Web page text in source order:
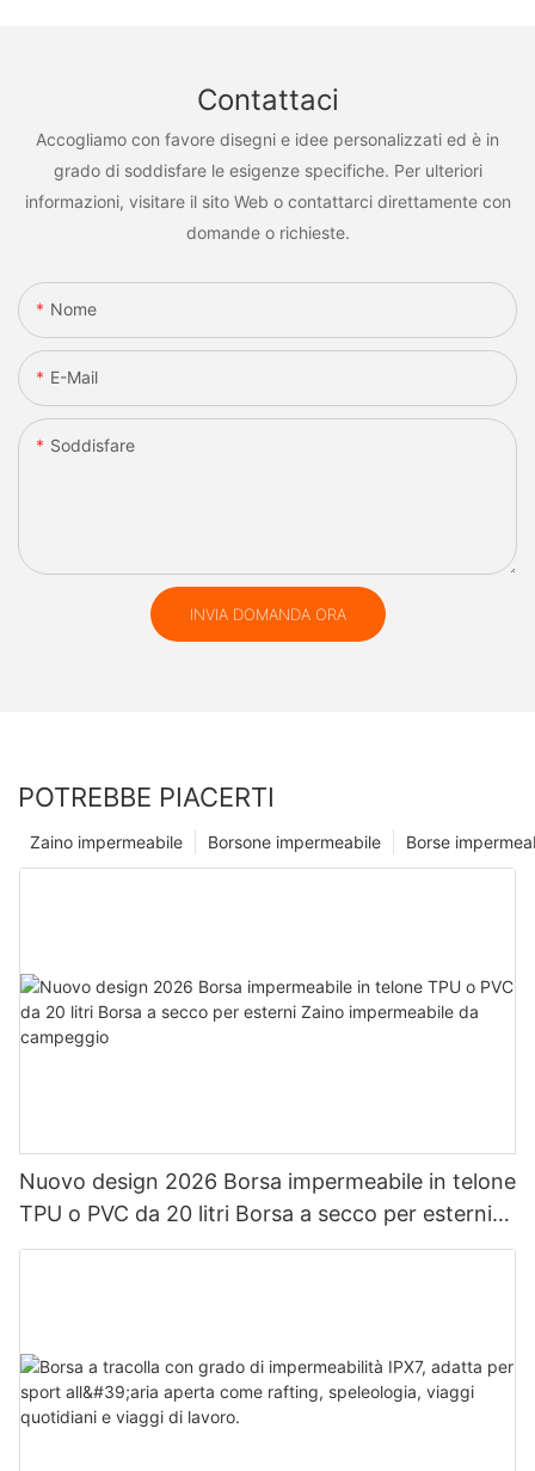
Contattaci
Accogliamo con favore disegni e idee personalizzati ed è in
grado di soddisfare le esigenze specifiche. Per ulteriori
informazioni, visitare il sito Web o contattarci direttamente con
domande o richieste.
Nome
E-Mail
Soddisfare
INVIA DOMANDA ORA
POTREBBE PIACERTI
Borse
Borsone impermeabile
Zaino impermeabile
Nuovo design 2026 Borsa impermeabile in telone
TPU o PVC da 20 litri Borsa a secco per esterni
Zaino impermeabile da campeggio